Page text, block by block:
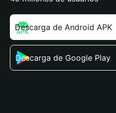
Descarga de Android APK
Descarga de Google Play